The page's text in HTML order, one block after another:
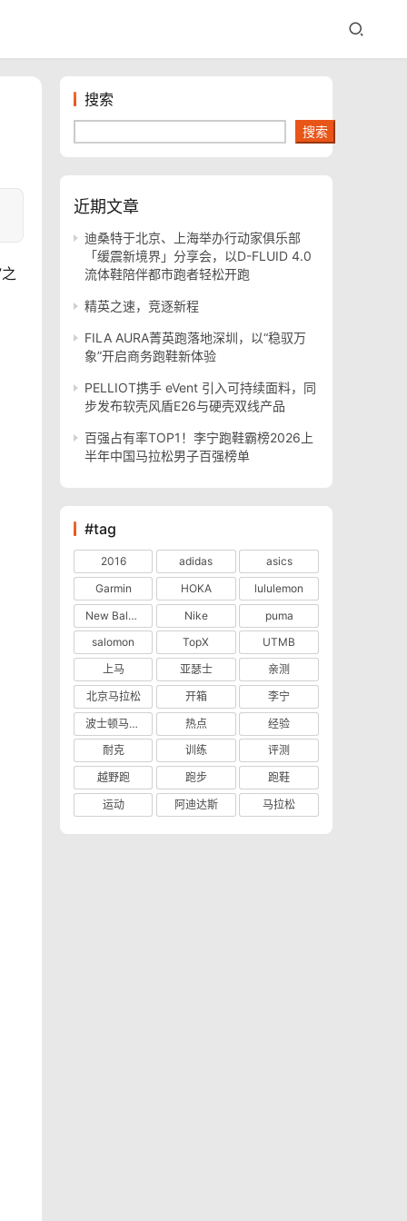
搜索
搜索
近期文章
迪桑特于北京、上海举办行动家俱乐部
「缓震新境界」分享会，以D-FLUID 4.0
流体鞋陪伴都市跑者轻松开跑
精英之速，竞逐新程
FILA AURA菁英跑落地深圳，以“稳驭万
象”开启商务跑鞋新体验
PELLIOT携手 eVent 引入可持续面料，同
步发布软壳风盾E26与硬壳双线产品
百强占有率TOP1！李宁跑鞋霸榜2026上
半年中国马拉松男子百强榜单
#tag
2016 adidas
asics
Garmin
HOKA
lululemon
New Balance
Nike
puma
salomon
TopX
UTMB
上马
亚瑟士
亲测
北京马拉松
开箱
李宁
波士顿马拉松
热点
经验
耐克
训练
评测
越野跑
跑步
跑鞋
运动
阿迪达斯 马拉松